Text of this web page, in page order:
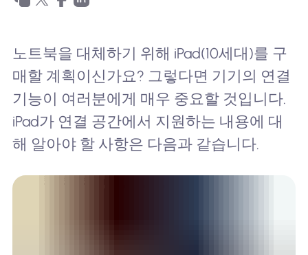
비즈니스를위한
노트북을 대체하기 위해 iPad(10세대)를 구
매할 계획이신가요? 그렇다면 기기의 연결
기능이 여러분에게 매우 중요할 것입니다.
iPad가 연결 공간에서 지원하는 내용에 대
해 알아야 할 사항은 다음과 같습니다.